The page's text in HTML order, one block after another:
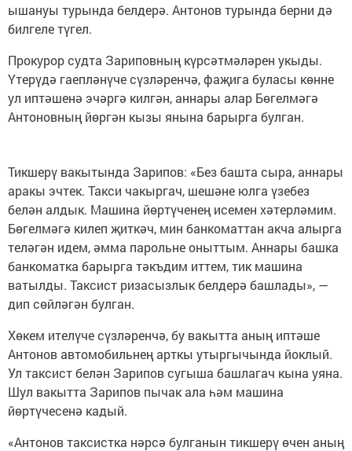
ышануы турында белдерә. Антонов турында берни дә
билгеле түгел.
Прокурор судта Зариповның күрсәтмәләрен укыды.
Үтерүдә гаепләнүче сүзләренчә, фаҗига буласы көнне
ул иптәшенә эчәргә килгән, аннары алар Бөгелмәгә
Антоновның йөргән кызы янына барырга булган.
Тикшерү вакытында Зарипов: «Без башта сыра, аннары
аракы эчтек. Такси чакыргач, шешәне юлга үзебез
белән алдык. Машина йөртүченең исемен хәтерләмим.
Бөгелмәгә килеп җиткәч, мин банкоматтан акча алырга
теләгән идем, әмма парольне оныттым. Аннары башка
банкоматка барырга тәкъдим иттем, тик машина
ватылды. Таксист ризасызлык белдерә башлады», —
дип сөйләгән булган.
Хөкем ителүче сүзләренчә, бу вакытта аның иптәше
Антонов автомобильнең арткы утыргычында йоклый.
Ул таксист белән Зарипов сугыша башлагач кына уяна.
Шул вакытта Зарипов пычак ала һәм машина
йөртүчесенә кадый.
«Антонов таксистка нәрсә булганын тикшерү өчен аның